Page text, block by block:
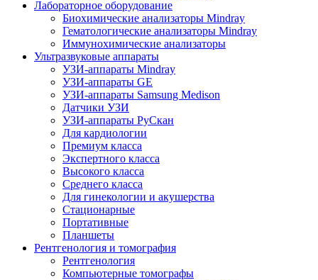
Лабораторное оборудование
Биохимические анализаторы Mindray
Гематологические анализаторы Mindray
Иммунохимические анализаторы
Ультразвуковые аппараты
УЗИ-аппараты Mindray
УЗИ-аппараты GE
УЗИ-аппараты Samsung Medison
Датчики УЗИ
УЗИ-аппараты РуСкан
Для кардиологии
Премиум класса
Экспертного класса
Высокого класса
Среднего класса
Для гинекологии и акушерства
Стационарные
Портативные
Планшеты
Рентгенология и томография
Рентгенология
Компьютерные томографы